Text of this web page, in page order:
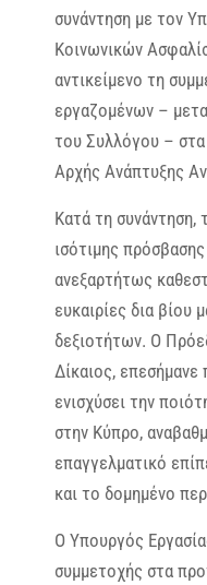
συνάντηση με τον
Κοινωνικών
αντικείμενο τη
εργαζομένων –
του Συλλόγου – στα
Αρχής Ανάπτυξης
Κατά τη συνάντηση,
ισότιμης
ανεξαρτήτως
ευκαιρίες δια βίου
δεξιοτήτων. Ο
Δίκαιος,
ενισχύσει την
στην Κύπρο,
επαγγελματικό
και το δομημένο
Ο Υπουργός
συμμετοχής στα